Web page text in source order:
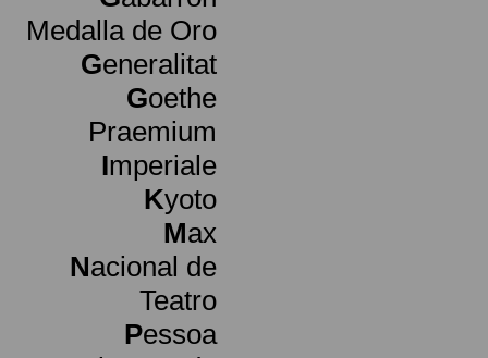
Medalla de Oro
Generalitat
Goethe
Praemium
Imperiale
Kyoto
Max
Nacional de
Teatro
Pessoa